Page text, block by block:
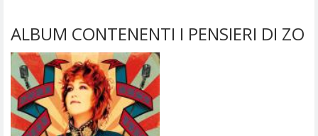
ALBUM CONTENENTI I PENSIERI DI ZO